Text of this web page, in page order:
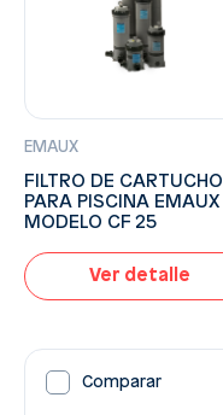
EMAUX
FILTRO DE CARTUCHO
PARA PISCINA EMAUX
MODELO CF 25
Ver detalle
Comparar